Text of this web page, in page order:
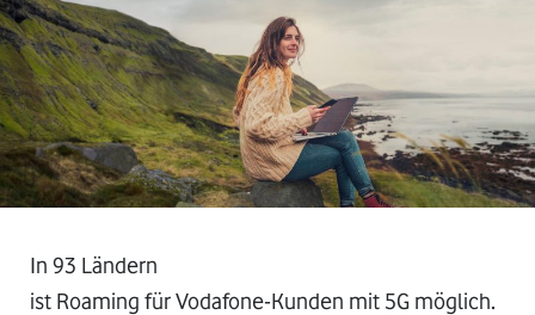
In 93 Ländern
ist Roaming für Vodafone-Kunden mit 5G möglich.